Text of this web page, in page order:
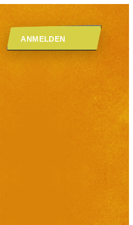
ANMELDEN